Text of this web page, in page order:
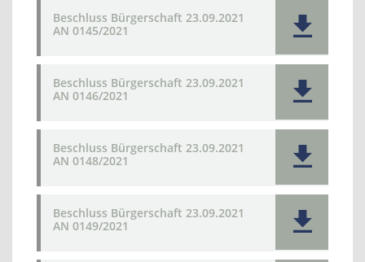
Beschluss Bürgerschaft 23.09.2021
AN 0145/2021
Beschluss Bürgerschaft 23.09.2021
AN 0146/2021
Beschluss Bürgerschaft 23.09.2021
AN 0148/2021
Beschluss Bürgerschaft 23.09.2021
AN 0149/2021